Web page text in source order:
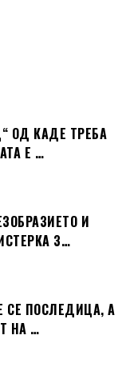
ОД КАДЕ ТРЕБА
Е …
И
З…
СЕ ПОСЛЕДИЦА, А
НА …